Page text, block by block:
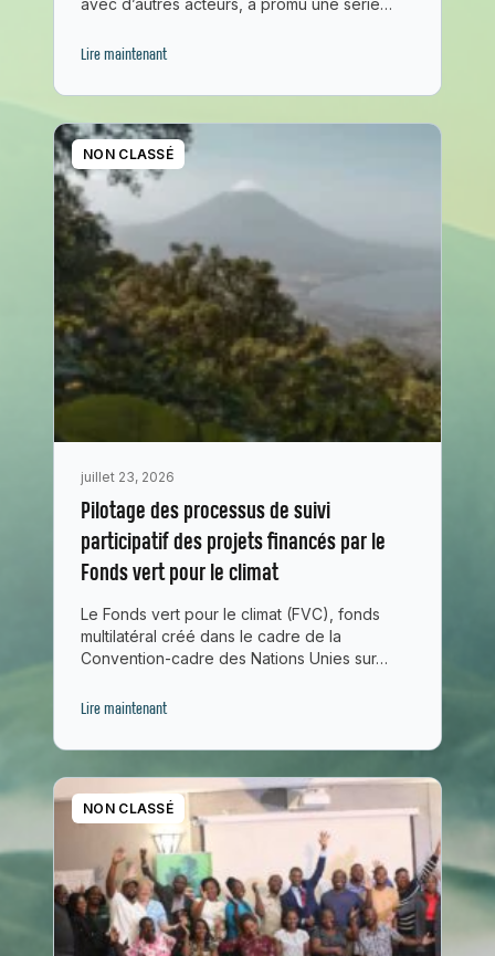
avec d’autres acteurs, a promu une série…
Lire maintenant
NON CLASSÉ
juillet 23, 2026
Pilotage des processus de suivi
participatif des projets financés par le
Fonds vert pour le climat
Le Fonds vert pour le climat (FVC), fonds
multilatéral créé dans le cadre de la
Convention-cadre des Nations Unies sur…
Lire maintenant
NON CLASSÉ